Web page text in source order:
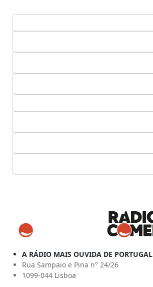
A RÁDIO MAIS OUVIDA DE PORTUGAL
Rua Sampaio e Pina n° 24/26
1099-044 Lisboa